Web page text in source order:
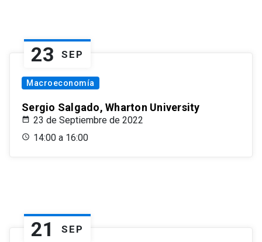
23 SEP
Macroeconomía
Sergio Salgado, Wharton University
23 de Septiembre de 2022
14:00 a 16:00
21 SEP